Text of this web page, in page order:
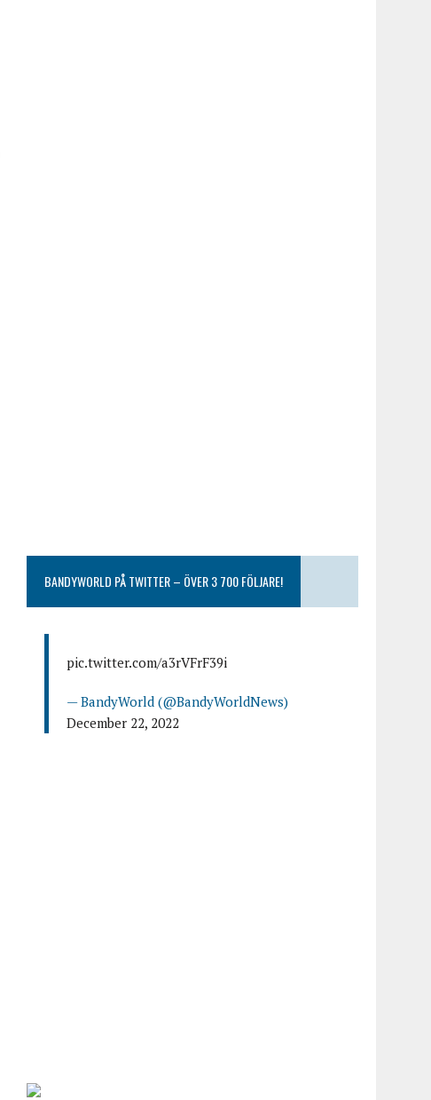
BANDYWORLD PÅ TWITTER – ÖVER 3 700 FÖLJARE!
pic.twitter.com/a3rVFrF39i
— BandyWorld (@BandyWorldNews)
December 22, 2022